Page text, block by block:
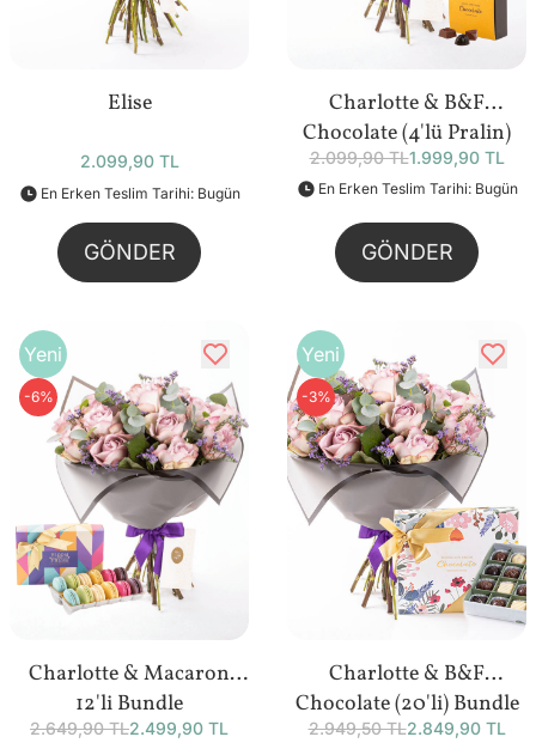
Elise
2.099,90 TL
En Erken Teslim Tarihi: Bugün
GÖNDER
Charlotte & B&F
Chocolate (4'lü Pralin)
Bundle
2.099,90 TL1.999,90 TL
En Erken Teslim Tarihi: Bugün
GÖNDER
Yeni
-6%
Charlotte & Macaron
12'li Bundle
2.649,90 TL2.499,90 TL
Yeni
-3%
Charlotte & B&F
Chocolate (20'li) Bundle
2.949,50 TL2.849,90 TL